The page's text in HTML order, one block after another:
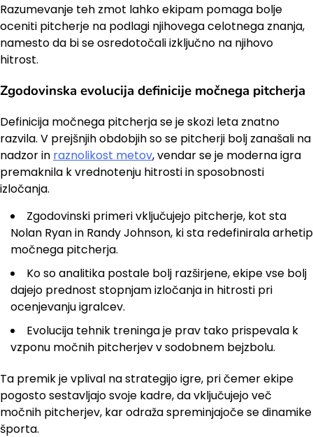
Razumevanje teh zmot lahko ekipam pomaga bolje
oceniti pitcherje na podlagi njihovega celotnega znanja,
namesto da bi se osredotočali izključno na njihovo
hitrost.
Zgodovinska evolucija definicije močnega pitcherja
Definicija močnega pitcherja se je skozi leta znatno
razvila. V prejšnjih obdobjih so se pitcherji bolj zanašali na
nadzor in raznolikost metov, vendar se je moderna igra
premaknila k vrednotenju hitrosti in sposobnosti
izločanja.
Zgodovinski primeri vključujejo pitcherje, kot sta
Nolan Ryan in Randy Johnson, ki sta redefinirala arhetip
močnega pitcherja.
Ko so analitika postale bolj razširjene, ekipe vse bolj
dajejo prednost stopnjam izločanja in hitrosti pri
ocenjevanju igralcev.
Evolucija tehnik treninga je prav tako prispevala k
vzponu močnih pitcherjev v sodobnem bejzbolu.
Ta premik je vplival na strategijo igre, pri čemer ekipe
pogosto sestavljajo svoje kadre, da vključujejo več
močnih pitcherjev, kar odraža spreminjajoče se dinamike
športa.